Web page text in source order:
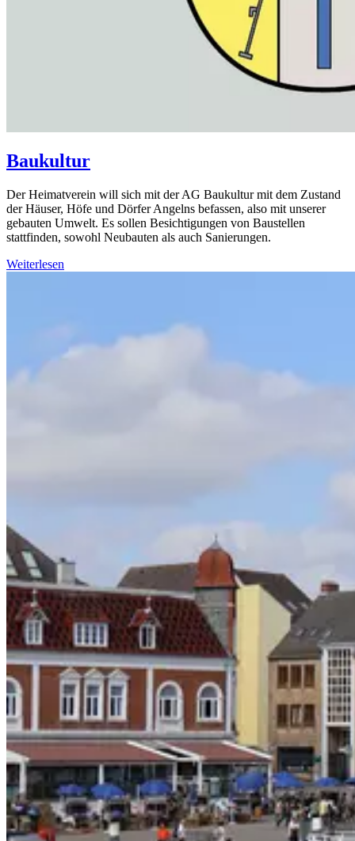
Baukultur
Der Heimatverein will sich mit der AG Baukultur mit dem Zustand
der Häuser, Höfe und Dörfer Angelns befassen, also mit unserer
gebauten Umwelt. Es sollen Besichtigungen von Baustellen
stattfinden, sowohl Neubauten als auch Sanierungen.
Weiterlesen